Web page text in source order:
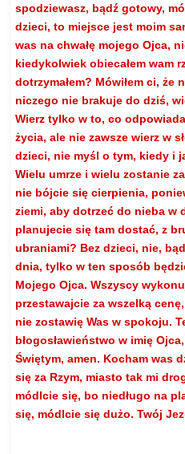
spodziewasz, bądź gotowy,
dzieci, to miejsce jest moim
was na chwałę mojego Ojca,
kiedykolwiek obiecałem wam
dotrzymałem? Mówiłem ci, że
niczego nie brakuje do dziś,
Wierz tylko w to, co
życia, ale nie zawsze wierz w
dzieci, nie myśl o tym, kiedy i
Wielu umrze i wielu zostanie
nie bójcie się cierpienia,
ziemi, aby dotrzeć do nieba w
planujecie się tam dostać, z
ubraniami? Bez dzieci, nie,
dnia, tylko w ten sposób
Mojego Ojca. Wszyscy
przestawajcie za wszelką
nie zostawię Was w spokoju.
błogosławieństwo w imię
Świętym, amen. Kocham was
się za Rzym, miasto tak mi
módlcie się, bo niedługo na
się, módlcie się dużo. Twój